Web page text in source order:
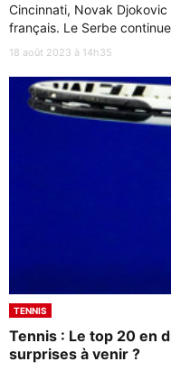
Cincinnati, Novak
français. Le Serbe
18 août 2023 à 14h35
TENNIS
Tennis : Le top 20 en
surprises à venir ?